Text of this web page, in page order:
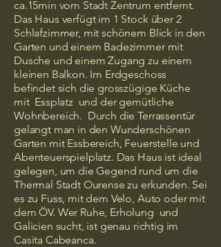
ca.15min vom Stadt Zentrum entfernt.
Das Haus verfügt im 1 Stock über 2
Schlafzimmer, mit schönem Blick in den
Garten und einem Badezimmer mit
Dusche und einem Zugang zu einem
kleinen Balkon. Im Erdgeschoss
befindet sich die grosszügige Küche
mit Essplatz und der gemütliche
Wohnbereich. Durch die Terrassentür
gelangt man in den Wunderschönen
Garten mit Essbereich, Feuerstelle und
Abenteuerspielplatz. Das Haus ist ideal
gelegen, um die Gegend rund um die
Thermal Stadt Ourense zu erkunden. Sei
es zu Fuss, mit dem Velo, Auto oder mit
dem ÖV. Wer Ruhe, Erholung und
Galicien sucht, ist genau richtig im
Casita Cabeanca.